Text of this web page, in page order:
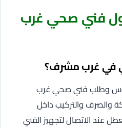
فني صحي غرب
في غرب مشرف؟
وطلب فني صحي غرب
والصرف والتركيب داخل
عند الاتصال لتجهيز الفني